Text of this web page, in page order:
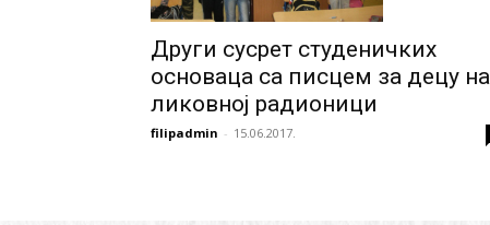
Други сусрет студеничких
основаца са писцем за децу на
ликовној радионици
filipadmin - 15.06.2017.